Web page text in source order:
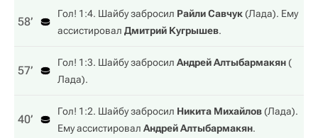
58‎’‎
Гол! 1:4. Шайбу забросил Райли Савчук(Лада). Ему
ассистировал Дмитрий Кугрышев.
57‎’‎
Гол! 1:3. Шайбу забросил Андрей Алтыбармакян(
Лада).
40‎’‎
Гол! 1:2. Шайбу забросил Никита Михайлов(Лада).
Ему ассистировал Андрей Алтыбармакян.